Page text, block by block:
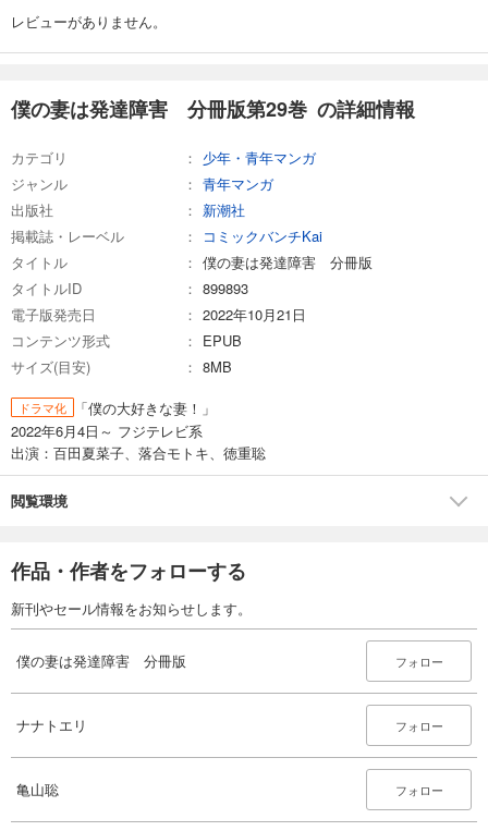
僕の妻は発達障害 分冊版第36巻
あらすじを表示する
僕の妻は発達障害 分冊版第37巻
132円 (税込)
あらすじを表示する
僕の妻は発達障害 分冊版第38巻
132円 (税込)
完結
カート
試し読み
僕の妻は発達障害 分冊版第39巻
完結
カート
レビューがありません。
僕の妻は発達障害 分冊版第29巻 の詳細情報
カテゴリ
少年・青年マンガ
ジャンル
青年マンガ
出版社
新潮社
掲載誌・レーベル
コミックバンチKai
タイトル
僕の妻は発達障害 分冊版
タイトルID
899893
電子版発売日
2022年10月21日
コンテンツ形式
EPUB
サイズ(目安)
8MB
ドラマ化
「僕の大好きな妻！」
2022年6月4日～ フジテレビ系
出演：百田夏菜子、落合モトキ、徳重聡
閲覧環境
作品・作者をフォローする
新刊やセール情報をお知らせします。
僕の妻は発達障害 分冊版 フォロー
ナナトエリ フォロー
亀山聡 フォロー